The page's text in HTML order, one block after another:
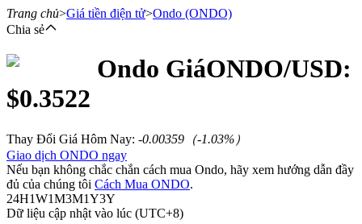
Hợp đồng tương lai
Trang chủ>Giá tiền điện tử>Ondo (ONDO)
Chia sẻ
Ondo GiáONDO/USD:
$0.3522
Thay Đổi Giá Hôm Nay: -0.00359 （-1.03%）
Giao dịch ONDO ngay
Nếu bạn không chắc chắn cách mua Ondo, hãy xem hướng dẫn đầy
đủ của chúng tôi Cách Mua ONDO.
24H1W1M3M1Y3Y
Dữ liệu cập nhật vào lúc (UTC+8)